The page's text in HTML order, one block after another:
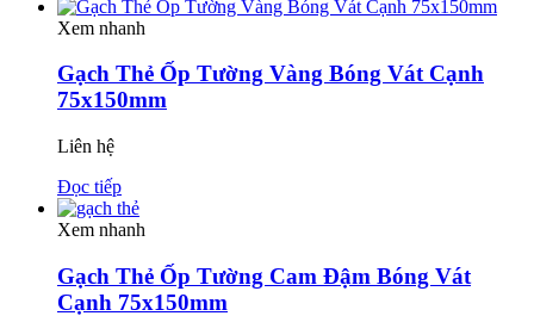
Xem nhanh
Gạch Thẻ Ốp Tường Vàng Bóng Vát Cạnh
75x150mm
Liên hệ
Đọc tiếp
Xem nhanh
Gạch Thẻ Ốp Tường Cam Đậm Bóng Vát
Cạnh 75x150mm